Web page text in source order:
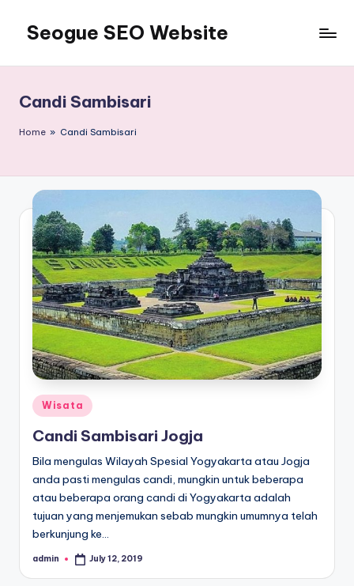
content
Seogue SEO Website
Master
Ahli
dan
Murah
Terbaik
Bergaransi
Candi Sambisari
Home » Candi Sambisari
Posted
in
Wisata
Candi Sambisari Jogja
Bila mengulas Wilayah Spesial Yogyakarta atau Jogja
anda pasti mengulas candi, mungkin untuk beberapa
atau beberapa orang candi di Yogyakarta adalah
tujuan yang menjemukan sebab mungkin umumnya telah
berkunjung ke…
Posted
admin July 12, 2019